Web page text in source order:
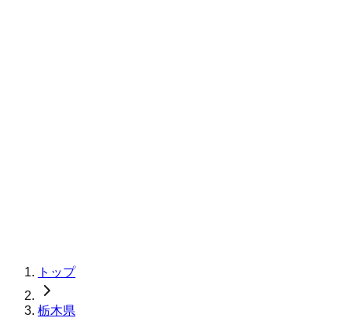
トップ
栃木県